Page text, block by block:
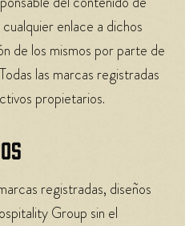
enlace a dichos
de los mismos por parte de
las marcas registradas
propietarios.
registradas, diseños
Group sin el